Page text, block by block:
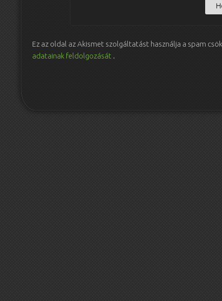
Ez az oldal az Akismet szolgáltatást használja a spam
adatainak feldolgozását .